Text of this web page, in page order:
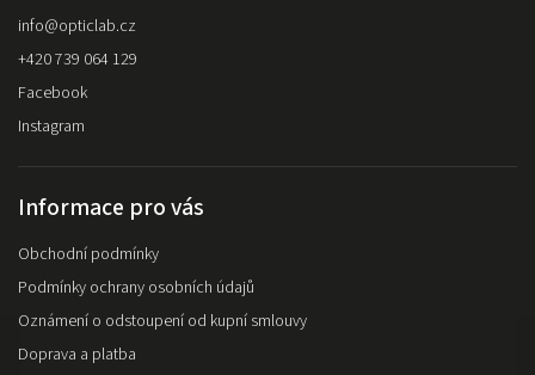
info@opticlab.cz
+420 739 064 129
Facebook
Instagram
Informace pro vás
Obchodní podmínky
Podmínky ochrany osobních údajů
Oznámení o odstoupení od kupní smlouvy
Doprava a platba